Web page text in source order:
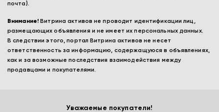
почта).
Внимание! Витрина активов не проводит идентификации лиц,
размещающих объявления и не имеет их персональных данных.
В следствии этого, портал Витрина активов не несет
ответственность за информацию, содержащуюся в объявлениях,
как и за возможные последствия взаимодействия между
продавцами и покупателями.
Уважаемые покупатели!